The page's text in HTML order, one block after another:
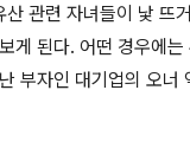
관련 자녀들이 낯 뜨
게 된다. 어떤 경우에
부자인 대기업의 오너